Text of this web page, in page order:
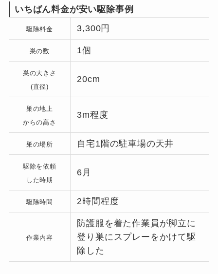
いちばん料金が安い駆除事例
駆除料金 3,300円
巣の数 1個
巣の大きさ
(直径)
20cm
巣の地上
からの高さ
3m程度
巣の場所 自宅1階の駐車場の天井
駆除を依頼
した時期
6月
駆除時間 2時間程度
作業内容
防護服を着た作業員が脚立に
登り巣にスプレーをかけて駆
除した